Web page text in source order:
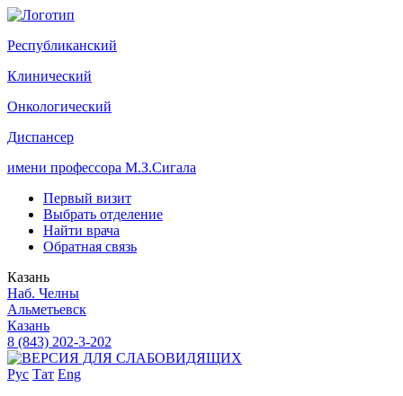
Республиканский
Клинический
Онкологический
Диспансер
имени профессора М.З.Сигала
Первый визит
Выбрать отделение
Найти врача
Обратная связь
Казань
Наб. Челны
Альметьевск
Казань
8 (843) 202-3-202
Рус Тат Eng